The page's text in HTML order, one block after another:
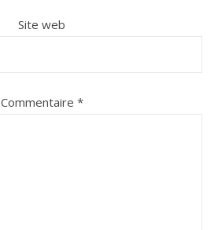
Site web
Commentaire *